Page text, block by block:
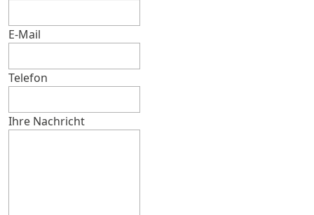
E-Mail
Telefon
Ihre Nachricht